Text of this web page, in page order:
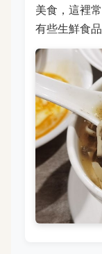
美食，這裡
有些生鮮食